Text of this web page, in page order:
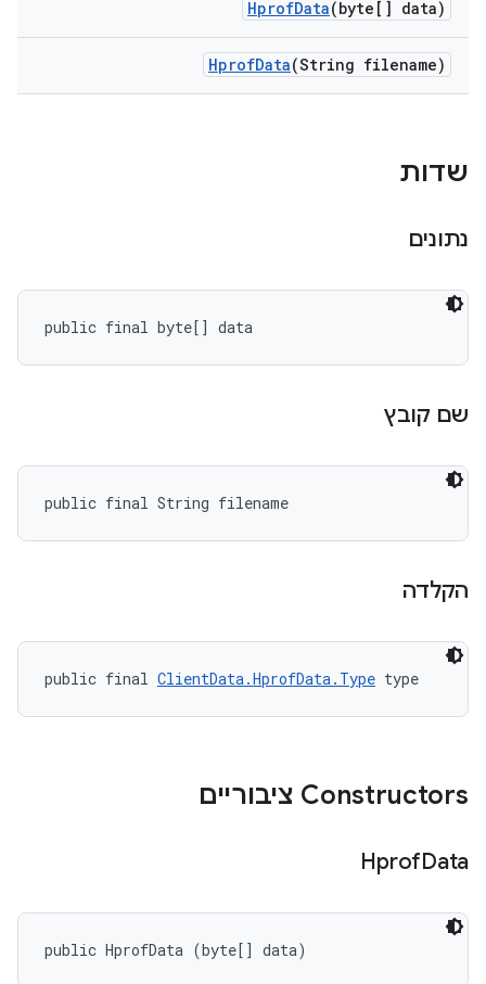
HprofData(byte[] data)
HprofData(String filename)
שדות
נתונים
public final byte[] data
שם קובץ
public final String filename
הקלדה
public final ClientData.HprofData.Type type
Constructors ציבוריים
HprofData
public HprofData (byte[] data)